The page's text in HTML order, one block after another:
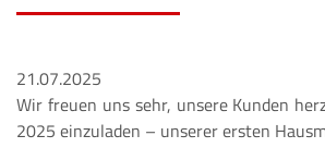
21.07.2025
Wir freuen uns sehr, unsere Kunden
2025 einzuladen – unserer ersten